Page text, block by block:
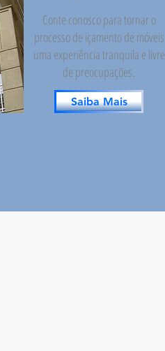
Conte conosco para tornar o
processo de içamento de móveis
uma experiência tranquila e livre
de preocupações.
Saiba Mais